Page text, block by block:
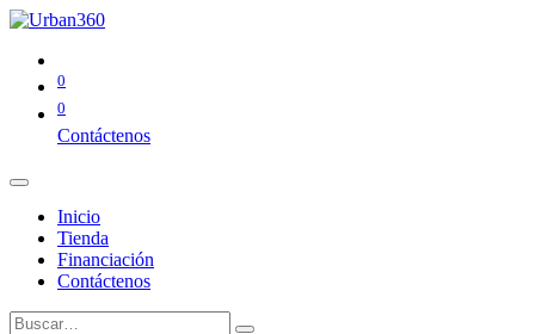
0
0
Contáctenos
Inicio
Tienda
Financiación
Contáctenos